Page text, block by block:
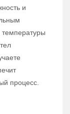
и
процесс.